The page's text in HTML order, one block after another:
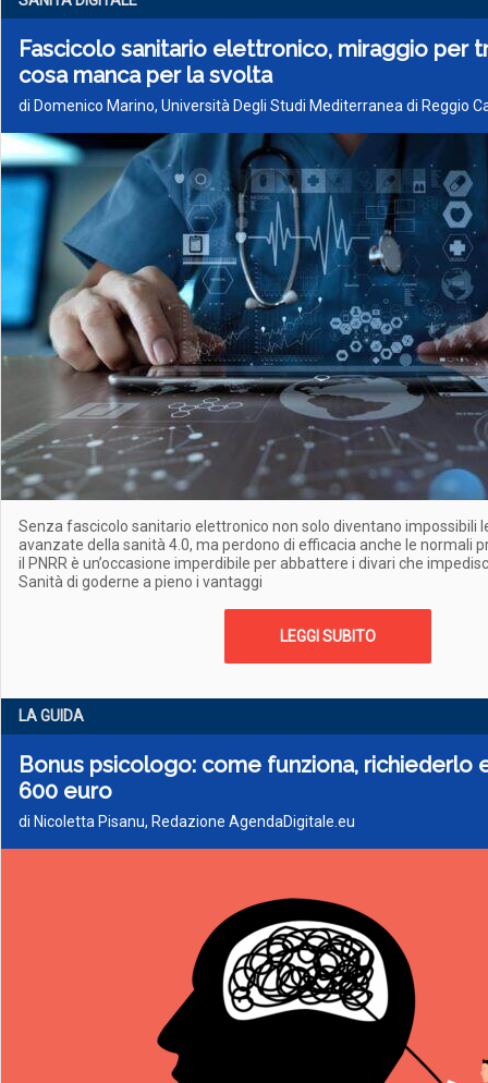
Fascicolo sanitario elettronico, miraggio per
cosa manca per la svolta
di Domenico Marino, Università Degli Studi Mediterranea di Reggio
Senza fascicolo sanitario elettronico non solo diventano impossibili
avanzate della sanità 4.0, ma perdono di efficacia anche le normali
il PNRR è un’occasione imperdibile per abbattere i divari che
Sanità di goderne a pieno i vantaggi
LEGGI SUBITO
LA GUIDA
Bonus psicologo: come funziona, richiederlo
600 euro
di Nicoletta Pisanu, Redazione AgendaDigitale.eu